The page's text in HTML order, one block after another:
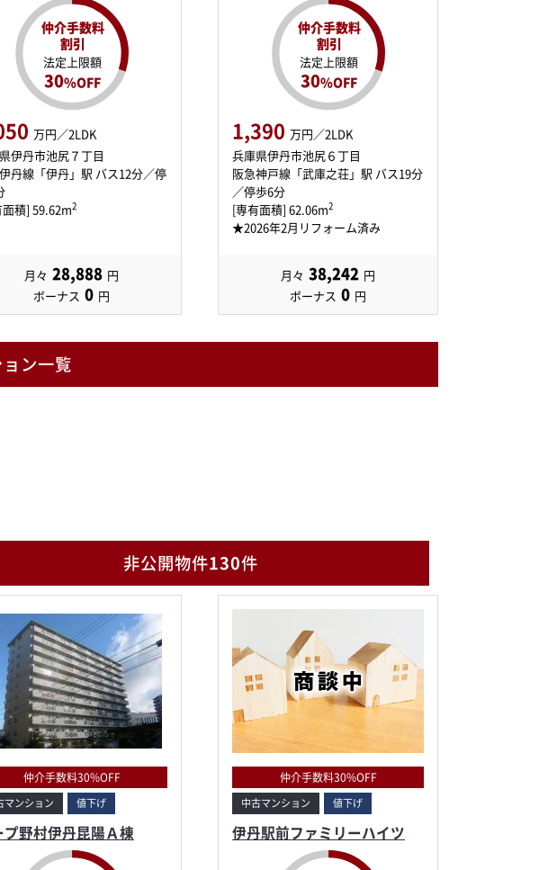
仲介手数料
割引
法定上限額
30%OFF
万円／2LDK
伊丹市池尻７丁目
丹線「伊丹」駅 バス12分／停
積] 59.62m2
月々 28,888 円
ボーナス 0 円
仲介手数料
割引
法定上限額
30%OFF
1,390 万円／2LDK
兵庫県伊丹市池尻６丁目
阪急神戸線「武庫之荘」駅 バス19分
／停歩6分
[専有面積] 62.06m2
★2026年2月リフォーム済み
月々 38,242 円
ボーナス 0 円
ン一覧
非公開物件130件
仲介手数料30%OFF
マンション 値下げ
プ野村伊丹昆陽Ａ棟
仲介手数料30%OFF
中古マンション 値下げ
伊丹駅前ファミリーハイツ